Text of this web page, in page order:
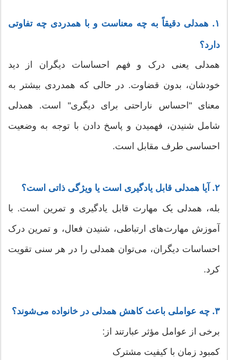
۱. همدلی دقیقاً به چه معناست و با همدردی چه تفاوتی
دارد؟
همدلی یعنی درک و فهم احساسات دیگران از دید
خودشان، بدون قضاوت. در حالی که همدردی بیشتر به
معنای "احساس ناراحتی برای دیگری" است. همدلی
شامل شنیدن، فهمیدن و پاسخ دادن با توجه به وضعیت
احساسی طرف مقابل است.
۲. آیا همدلی قابل یادگیری است یا ویژگی ذاتی است؟
بله، همدلی یک مهارت قابل یادگیری و تمرین است. با
آموزش مهارت‌های ارتباطی، شنیدن فعال، و تمرین درک
احساسات دیگران، می‌توان همدلی را در هر سنی تقویت
کرد.
۳. چه عواملی باعث کاهش همدلی در خانواده می‌شوند؟
برخی از عوامل مؤثر عبارتند از:
کمبود زمان با کیفیت مشترک